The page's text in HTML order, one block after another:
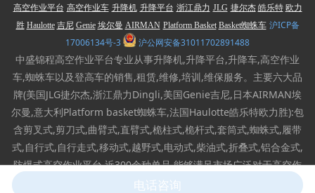
高空作业平台 高空作业车 升降机 升降平台 浙江鼎力 JLG 捷尔杰 皓乐特 欧力
胜 Haulotte 吉尼 Genie 埃尔曼 AIRMAN Platform Basket Basket蜘蛛车 沪ICP备
17006134号-3
沪公网安备31011702891488
中盛锦程高空作业平台专业从事升降机,升降平台,升降车,高空作业
车,蜘蛛车以及登高车的销售,租赁,维修,培训,维保服务。主要六大品
牌(美国JLG捷尔杰,浙江鼎力Dingli,美国Genie吉尼,日本AIRMAN埃
尔曼,意大利Platform basket蜘蛛车,法国Haulotte皓乐特欧力胜):包
含剪叉式,剪刀式,曲臂式,直臂式,桅柱式,桅杆式,套筒式,蜘蛛式,履带
式,自行式,自行走式,移动式,越野式,电动式,柴油式,折叠式,铝合金式,
防爆式高空作业平台,近300余种单品,能够满足市场广泛对于高空作
业设备的需求。
电话咨询